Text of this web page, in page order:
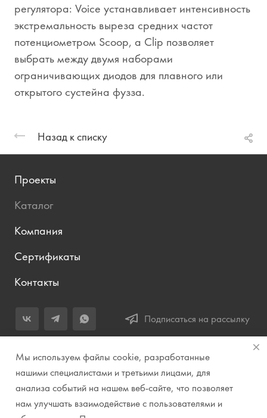
регулятора: Voice устанавливает интенсивность
экстремальность выреза средних частот
потенциометром Scoop, а Clip позволяет
выбрать между двумя наборами
ограничивающих диодов для плавного или
открытого сустейна фузза.
Назад к списку
Проекты
Каталог
Компания
Сертификаты
Контакты
Подписаться на рассылку
+7 (343) 283-04-11
Заказать звонок
info@prirodazvuka.ru
620144, г. Екатеринбург, ул. Хохрякова, д. 98, салон 27, ТЦ
Мы используем файлы cookie, разработанные
нашими специалистами и третьими лицами, для
анализа событий на нашем веб-сайте, что позволяет
нам улучшать взаимодействие с пользователями и